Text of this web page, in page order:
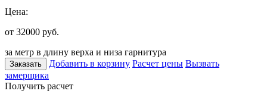
Цена:
от 32000 руб.
за метр в длину верха и низа гарнитура
Заказать Добавить в корзину Расчет цены Вызвать
замерщика
Получить расчет